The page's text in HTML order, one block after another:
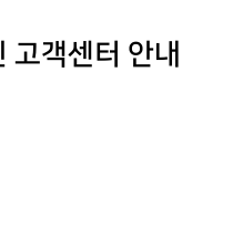
고객센터 안내